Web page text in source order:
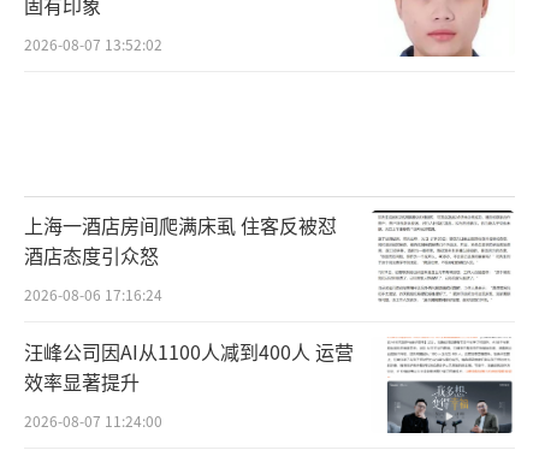
活，从日常到村里，经常与老人偶遇，与老人
一起回家，陪老人一起做家务、一起下地干
我分享他们的心事，甚至会留很多他们自己爱
吃的食物给我，有时候他们都不知道已经过期
了，就是关心惦记地随时给你留着。”
随着信任的建立，杨建媛也开始意识到，
老人并不是不愿意与邻居或者其他人接
触，“他们只是觉得自己年龄大，担心给别人
2026-08-07 13:52:02
上海一酒店房间爬满床虱 住客反被怼
酒店态度引众怒
2026-08-06 17:16:24
汪峰公司因AI从1100人减到400人 运营
效率显著提升
2026-08-07 11:24:00